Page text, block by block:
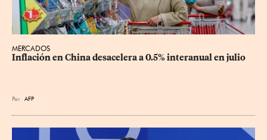
MERCADOS
Inflación en China desacelera a 0.5% interanual en julio
Por AFP